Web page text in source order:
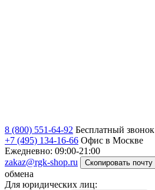
8 (800) 551-64-92 Бесплатный звонок
+7 (495) 134-16-66 Офис в Москве
Ежедневно: 09:00-21:00
zakaz@rgk-shop.ru
Скопировать почту
обмена
Для юридических лиц: